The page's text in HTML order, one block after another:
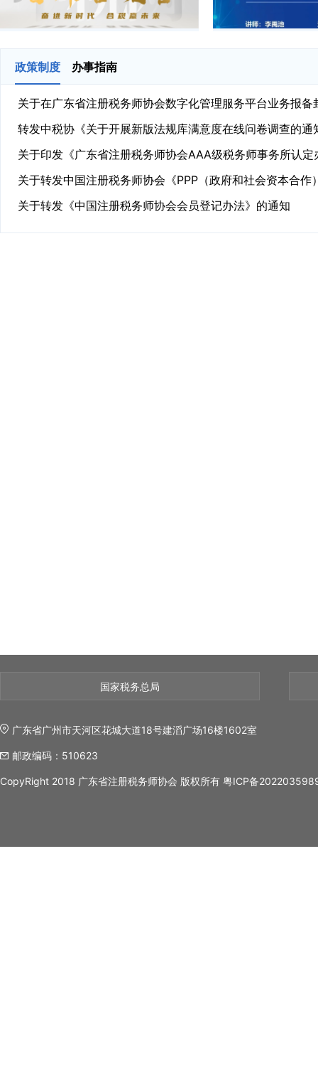
政策制度 办事指南
关于转发《中国注册税务师协会会员登记办法》的通知
国家税务总局
广东省广州市天河区花城大道18号建滔广场16楼1602室
邮政编码：510623
CopyRight 2018 广东省注册税务师协会 版权所有 粤ICP备